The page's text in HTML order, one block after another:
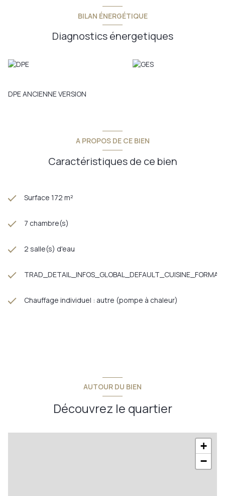
BILAN ÉNERGÉTIQUE
Diagnostics énergetiques
DPE ANCIENNE VERSION
A PROPOS DE CE BIEN
Caractéristiques de ce bien
Surface 172 m²
7 chambre(s)
2 salle(s) d'eau
Chauffage individuel : autre (pompe à chaleur)
AUTOUR DU BIEN
Découvrez le quartier
+
−